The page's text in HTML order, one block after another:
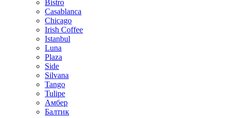
Bistro
Casablanca
Chicago
Irish Coffee
Istanbul
Luna
Plaza
Side
Silvana
Tango
Tulipe
Амбер
Балтик